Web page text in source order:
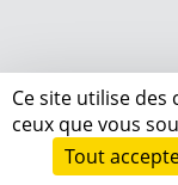
Ce site utilise
ceux que vous
Tout